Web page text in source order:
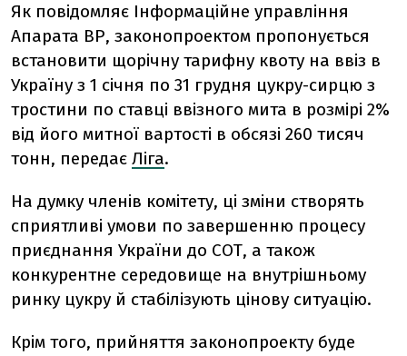
Як повідомляє Інформаційне управління
Апарата ВР, законопроектом пропонується
встановити щорічну тарифну квоту на ввіз в
Україну з 1 січня по 31 грудня цукру-сирцю з
тростини по ставці ввізного мита в розмірі 2%
від його митної вартості в обсязі 260 тисяч
тонн, передає Ліга.
На думку членів комітету, ці зміни створять
сприятливі умови по завершенню процесу
приєднання України до СОТ, а також
конкурентне середовище на внутрішньому
ринку цукру й стабілізують цінову ситуацію.
Крім того, прийняття законопроекту буде